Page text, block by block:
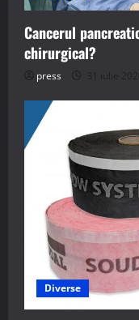
Cancerul
chirurgical?
press 31 iulie 2026
Diverse